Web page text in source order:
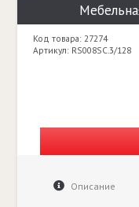
Код товара: 27274
Артикул: RS008SC.3/128
Описание